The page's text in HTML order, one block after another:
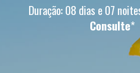
Duração: 08 dias e 07
Consulte*